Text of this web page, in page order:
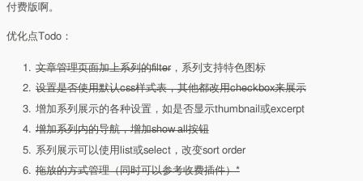
付费版啊。
优化点Todo：
文章管理页面加上系列的filter，系列支持特色图标
设置是否使用默认css样式表，其他都改用checkbox来展示
增加系列展示的各种设置，如是否显示thumbnail或excerpt
增加系列内的导航，增加show all按钮
系列展示可以使用list或select，改变sort order
拖放的方式管理（同时可以参考收费插件）*